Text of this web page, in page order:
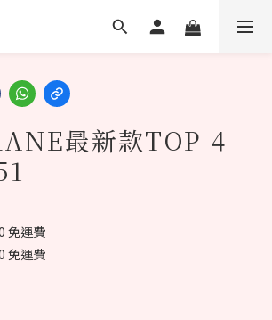
最新款TOP-4
免運費
免運費